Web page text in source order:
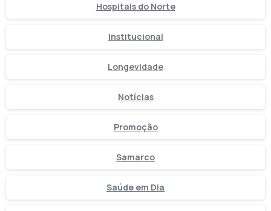
Hospitais do Norte
Institucional
Longevidade
Notícias
Promoção
Samarco
Saúde em Dia